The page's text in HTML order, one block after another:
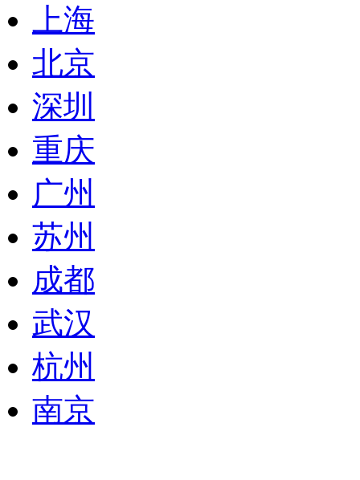
上海
北京
深圳
重庆
广州
苏州
成都
武汉
杭州
南京